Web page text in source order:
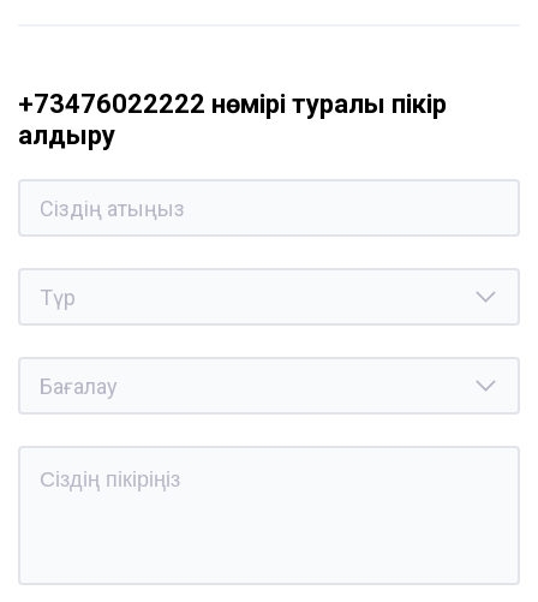
+73476022222 нөмірі туралы пікір
қалдыру